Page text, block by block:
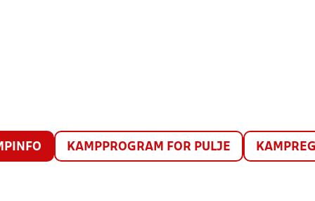
KAMPPROGRAM FOR PULJE